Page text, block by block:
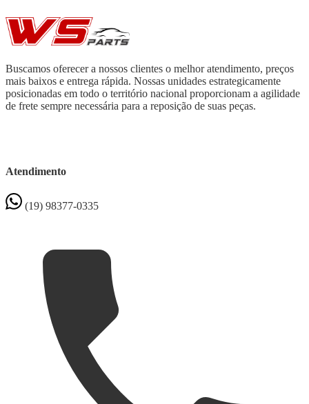
Buscamos oferecer a nossos clientes o melhor atendimento, preços
mais baixos e entrega rápida. Nossas unidades estrategicamente
posicionadas em todo o território nacional proporcionam a agilidade
de frete sempre necessária para a reposição de suas peças.
Atendimento
(19) 98377-0335